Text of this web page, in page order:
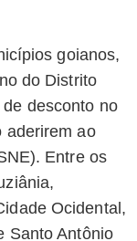
goianos,
do Distrito
desconto no
aderirem ao
Entre os
Ocidental,
Santo Antônio